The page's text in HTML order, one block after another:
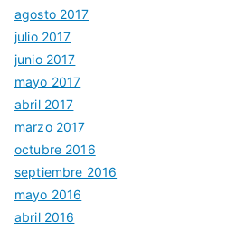
agosto 2017
julio 2017
junio 2017
mayo 2017
abril 2017
marzo 2017
octubre 2016
septiembre 2016
mayo 2016
abril 2016